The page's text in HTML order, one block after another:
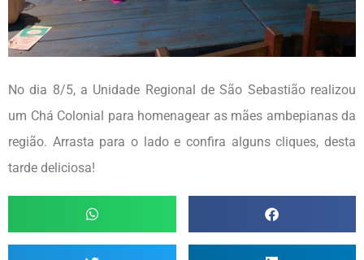
No dia 8/5, a Unidade Regional de São Sebastião realizou
um Chá Colonial para homenagear as mães ambepianas da
região. Arrasta para o lado e confira alguns cliques, desta
tarde deliciosa!